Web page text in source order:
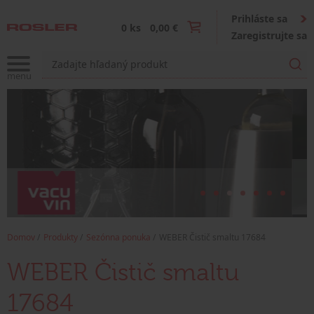
0 ks 0,00 €
Prihláste sa
Zaregistrujte sa
Domov Produkty Sezónna ponuka
WEBER Čistič smaltu
17684